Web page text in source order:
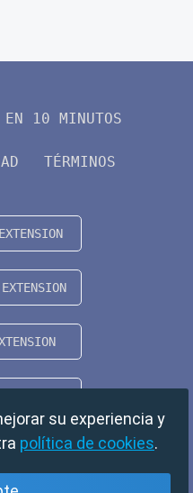
EN 10 MINUTOS
TÉRMINOS
su experiencia y
política de cookies.